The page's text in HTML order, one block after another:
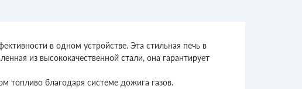
в одном устройстве. Эта стильная печь в
из высококачественной стали, она гарантирует
топливо благодаря системе дожига газов.